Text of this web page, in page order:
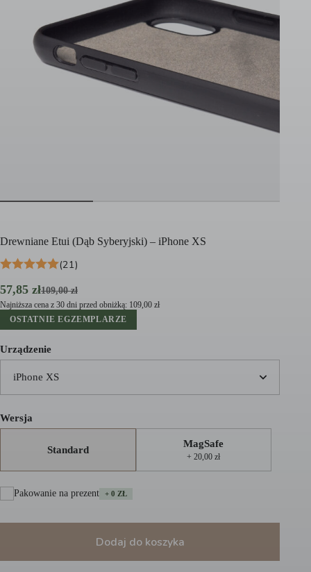
Drewniane Etui (Dąb Syberyjski) – iPhone XS
(21)
109,00zł
Pierwotna
cena
wynosiła:
109,00 zł.
57,85 zł
Aktualna
cena
wynosi:
57,85 zł.
Najniższa cena z 30 dni przed obniżką: 109,00 zł
OSTATNIE EGZEMPLARZE
Urządzenie
iPhone XS
Wersja
Standard
MagSafe
+ 20,00 zł
Pakowanie na prezent + 0 ZŁ
Dodaj do koszyka